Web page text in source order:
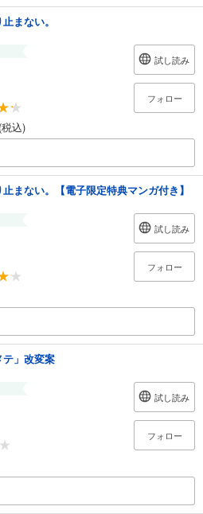
まない。
込)
試し読み
フォロー
まない。【電子限定特典マンガ付き】
試し読み
フォロー
」改変案
試し読み
フォロー